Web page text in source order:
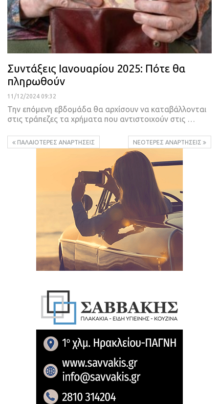
Συντάξεις Ιανουαρίου 2025: Πότε θα
πληρωθούν
11/12/2024 09:32
Την επόμενη εβδομάδα θα αρχίσουν να καταβάλλονται
στις τράπεζες τα χρήματα που αντιστοιχούν στις …
ΠΑΛΑΙΌΤΕΡΕΣ ΑΝΑΡΤΉΣΕΙΣ ΝΕΌΤΕΡΕΣ ΑΝΑΡΤΉΣΕΙΣ